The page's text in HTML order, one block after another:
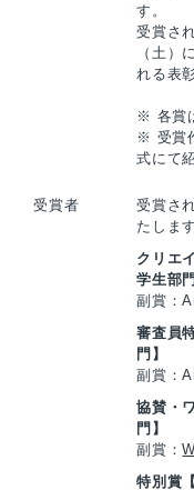
す。
受賞さ
（土）
れる表
※ 各賞
※ 受賞
式にて
受賞者
受賞さ
たします
クリエ
学生部
副賞：
審査員
門】
副賞：
協賛・
門】
副賞：
特別賞